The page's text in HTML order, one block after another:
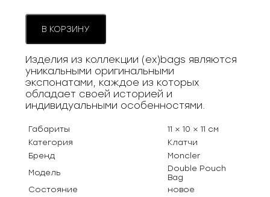
В КОРЗИНУ
Изделия из коллекции (ex)bags являются
уникальными оригинальными
экспонатами, каждое из которых
обладает своей историей и
индивидуальными особенностями.
Габариты
11 × 10 × 11 см
Категория
Клатчи
Бренд
Moncler
Модель
Double Pouch
Bag
Состояние
новое